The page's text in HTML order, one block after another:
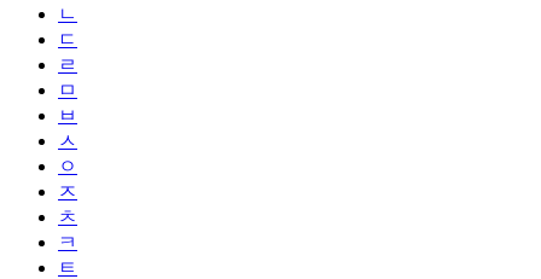
ㄴ
ㄷ
ㄹ
ㅁ
ㅂ
ㅅ
ㅇ
ㅈ
ㅊ
ㅋ
ㅌ